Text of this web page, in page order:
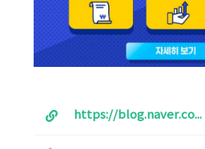
https://blog.naver.com/with_msip/222506726652